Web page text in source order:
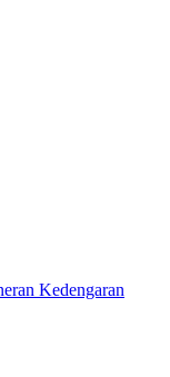
Kedengaran